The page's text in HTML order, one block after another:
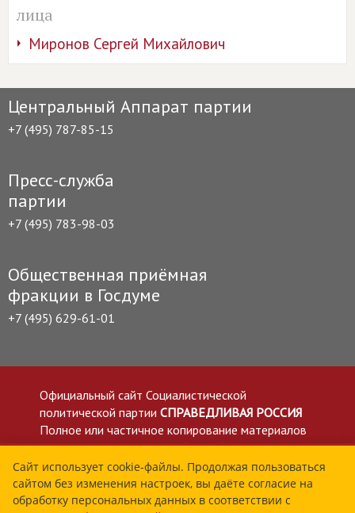
лица
Миронов Сергей Михайлович
Центральный Аппарат партии
+7 (495) 787-85-15
Пресс-служба
партии
+7 (495) 783-98-03
Общественная приёмная
фракции в Госдуме
+7 (495) 629-61-01
Официальный сайт Социалистической
политической партии СПРАВЕДЛИВАЯ РОССИЯ
Полное или частичное копирование материалов
приветствуется со ссылкой на сайт spravedlivo.ru
Политика в отношении обработки персональных
данных
Все материалы сайта spravedlivo.ru доступны по
Сайт использует cookie-файлы. Продолжая пользоваться
сайтом без изменения настроек, вы даёте согласие на
обработку персональных данных в соответствии с